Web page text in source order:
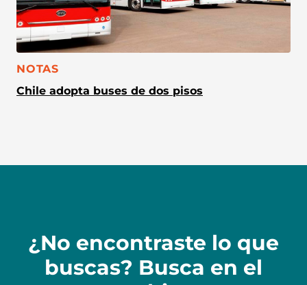
CATEGORÍA:
NOTAS
Chile adopta buses de dos pisos
¿No encontraste lo que
buscas? Busca en el